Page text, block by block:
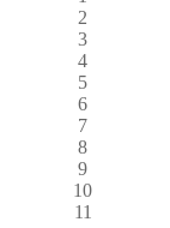
2
3
4
5
6
7
8
9
10
11